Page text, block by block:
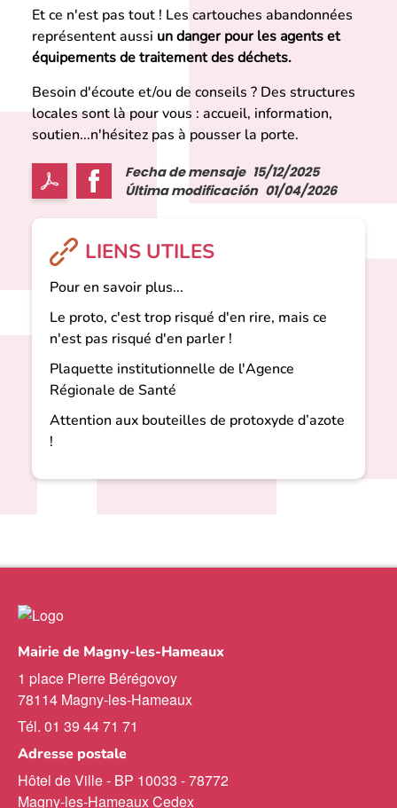
Et ce n'est pas tout ! Les cartouches abandonnées
représentent aussi un danger pour les agents et
équipements de traitement des déchets.
Besoin d'écoute et/ou de conseils ? Des structures
locales sont là pour vous : accueil, information,
soutien...n'hésitez pas à pousser la porte.
Fecha de mensaje 15/12/2025
Última modificación 01/04/2026
LIENS UTILES
Pour en savoir plus...
Le proto, c'est trop risqué d'en rire, mais ce
n'est pas risqué d'en parler !
Plaquette institutionnelle de l'Agence
Régionale de Santé
Attention aux bouteilles de protoxyde d’azote
!
Mairie de Magny-les-Hameaux
1 place Pierre Bérégovoy
78114 Magny-les-Hameaux
Tél. 01 39 44 71 71
Adresse postale
Hôtel de Ville - BP 10033 - 78772
Magny-les-Hameaux Cedex